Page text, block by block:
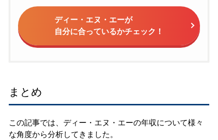
ディー・エヌ・エーが
自分に合っているかチェック！
まとめ
この記事では、ディー・エヌ・エーの年収について様々
な角度から分析してきました。